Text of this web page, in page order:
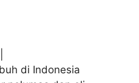
di Indonesia